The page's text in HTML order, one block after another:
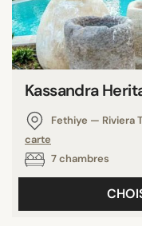
Kassandra
Fethiye — Riviera
carte
7 chambres